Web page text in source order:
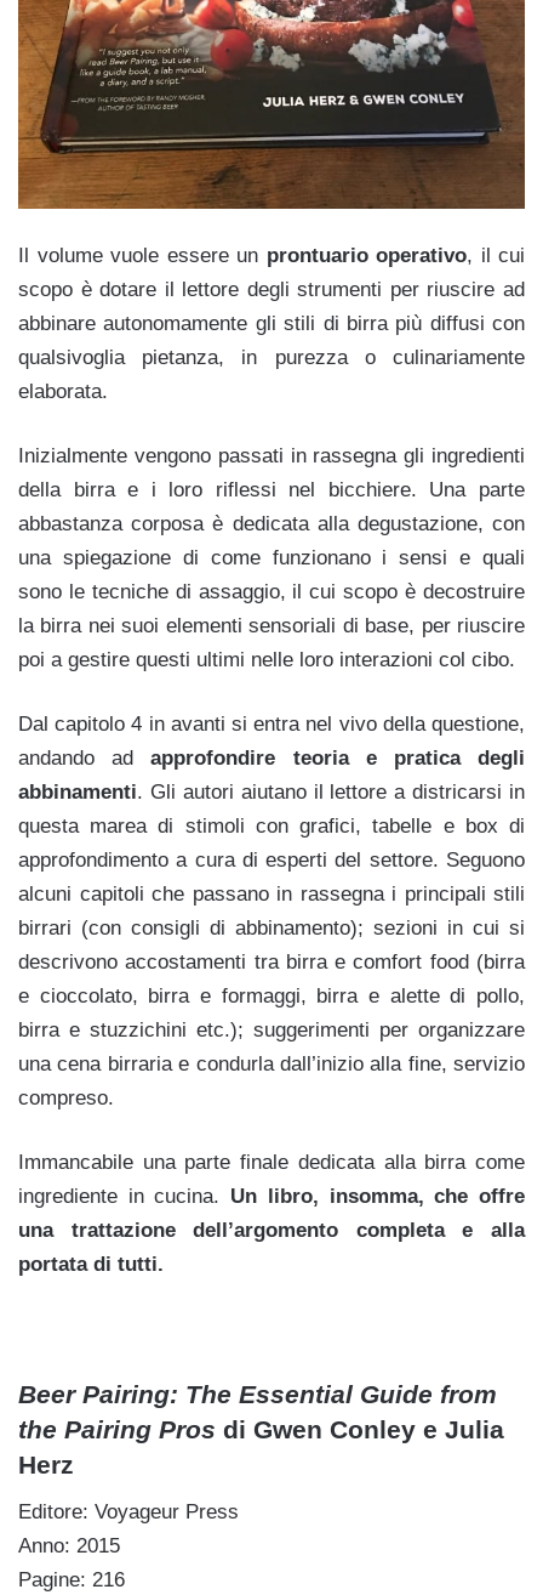
Il volume vuole essere un prontuario operativo, il cui
scopo è dotare il lettore degli strumenti per riuscire ad
abbinare autonomamente gli stili di birra più diffusi con
qualsivoglia pietanza, in purezza o culinariamente
elaborata.
Inizialmente vengono passati in rassegna gli ingredienti
della birra e i loro riflessi nel bicchiere. Una parte
abbastanza corposa è dedicata alla degustazione, con
una spiegazione di come funzionano i sensi e quali
sono le tecniche di assaggio, il cui scopo è decostruire
la birra nei suoi elementi sensoriali di base, per riuscire
poi a gestire questi ultimi nelle loro interazioni col cibo.
Dal capitolo 4 in avanti si entra nel vivo della questione,
andando adapprofondire teoria e pratica degli
abbinamenti. Gli autori aiutano il lettore a districarsi in
questa marea di stimoli con grafici, tabelle e box di
approfondimento a cura di esperti del settore. Seguono
alcuni capitoli che passano in rassegna i principali stili
birrari (con consigli di abbinamento); sezioni in cui si
descrivono accostamenti tra birra e comfort food (birra
e cioccolato, birra e formaggi, birra e alette di pollo,
birra e stuzzichini etc.); suggerimenti per organizzare
una cena birraria e condurla dall’inizio alla fine, servizio
compreso.
Immancabile una parte finale dedicata alla birra come
ingrediente in cucina. Un libro, insomma, che offre
una trattazione dell’argomento completa e alla
portata di tutti.
Beer Pairing: The Essential Guide from
the Pairing Pros di Gwen Conley e Julia
Herz
Editore: Voyageur Press
Anno: 2015
Pagine: 216